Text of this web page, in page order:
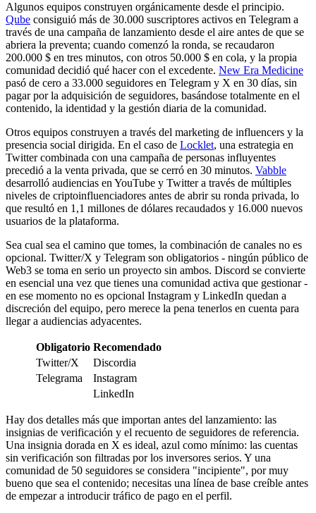
Algunos equipos construyen orgánicamente desde el principio.
Qube consiguió más de 30.000 suscriptores activos en Telegram a
través de una campaña de lanzamiento desde el aire antes de que se
abriera la preventa; cuando comenzó la ronda, se recaudaron
200.000 $ en tres minutos, con otros 50.000 $ en cola, y la propia
comunidad decidió qué hacer con el excedente. New Era Medicine
pasó de cero a 33.000 seguidores en Telegram y X en 30 días, sin
pagar por la adquisición de seguidores, basándose totalmente en el
contenido, la identidad y la gestión diaria de la comunidad.
Otros equipos construyen a través del marketing de influencers y la
presencia social dirigida. En el caso de Locklet, una estrategia en
Twitter combinada con una campaña de personas influyentes
precedió a la venta privada, que se cerró en 30 minutos. Vabble
desarrolló audiencias en YouTube y Twitter a través de múltiples
niveles de criptoinfluenciadores antes de abrir su ronda privada, lo
que resultó en 1,1 millones de dólares recaudados y 16.000 nuevos
usuarios de la plataforma.
Sea cual sea el camino que tomes, la combinación de canales no es
opcional. Twitter/X y Telegram son obligatorios - ningún público de
Web3 se toma en serio un proyecto sin ambos. Discord se convierte
en esencial una vez que tienes una comunidad activa que gestionar -
en ese momento no es opcional Instagram y LinkedIn quedan a
discreción del equipo, pero merece la pena tenerlos en cuenta para
llegar a audiencias adyacentes.
Obligatorio Recomendado
Twitter/X
Discordia
Telegrama
Instagram
LinkedIn
Hay dos detalles más que importan antes del lanzamiento: las
insignias de verificación y el recuento de seguidores de referencia.
Una insignia dorada en X es ideal, azul como mínimo: las cuentas
sin verificación son filtradas por los inversores serios. Y una
comunidad de 50 seguidores se considera "incipiente", por muy
bueno que sea el contenido; necesitas una línea de base creíble antes
de empezar a introducir tráfico de pago en el perfil.